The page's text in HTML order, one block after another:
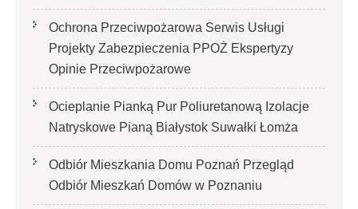
Ochrona Przeciwpożarowa Serwis Usługi
Projekty Zabezpieczenia PPOŻ Ekspertyzy
Opinie Przeciwpożarowe
Ocieplanie Pianką Pur Poliuretanową Izolacje
Natryskowe Pianą Białystok Suwałki Łomża
Odbiór Mieszkania Domu Poznań Przegląd
Odbiór Mieszkań Domów w Poznaniu